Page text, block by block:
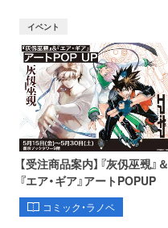
イベント
【受注商品案内】『灰仭巫覡』＆
『エア・ギア』アートPOPUP
コミック・ラノベ